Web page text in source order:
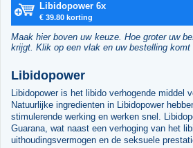
Libidopower 6x
€ 39.80 korting
Maak hier boven uw keuze. Hoe groter uw
krijgt. Klik op een vlak en uw bestelling komt
Libidopower
Libidopower is het libido verhogende middel
Natuurlijke ingredienten in Libidopower
stimulerende werking en werken snel.
Guarana, wat naast een verhoging van het
uithoudingsvermogen en de seksuele